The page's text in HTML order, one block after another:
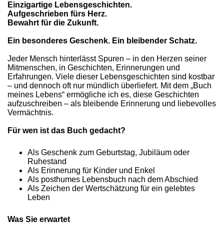
Einzigartige Lebensgeschichten.
Aufgeschrieben fürs Herz.
Bewahrt für die Zukunft.
Ein besonderes Geschenk. Ein bleibender Schatz.
Jeder Mensch hinterlässt Spuren – in den Herzen seiner
Mitmenschen, in Geschichten, Erinnerungen und
Erfahrungen. Viele dieser Lebensgeschichten sind kostbar
– und dennoch oft nur mündlich überliefert. Mit dem „Buch
meines Lebens“ ermögliche ich es, diese Geschichten
aufzuschreiben – als bleibende Erinnerung und liebevolles
Vermächtnis.
Für wen ist das Buch gedacht?
Als Geschenk zum Geburtstag, Jubiläum oder
Ruhestand
Als Erinnerung für Kinder und Enkel
Als posthumes Lebensbuch nach dem Abschied
Als Zeichen der Wertschätzung für ein gelebtes
Leben
Was Sie erwartet